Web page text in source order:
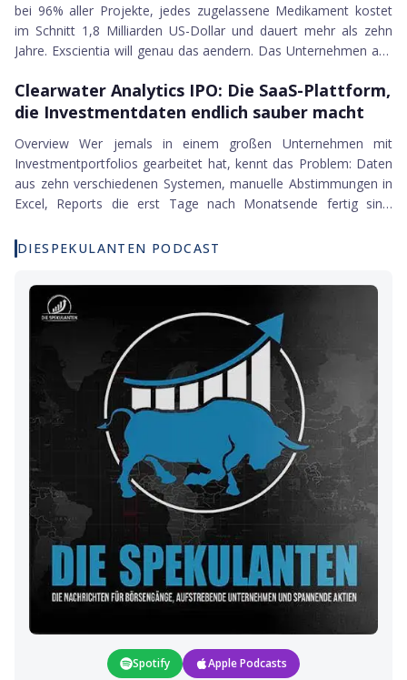
bei 96% aller Projekte, jedes zugelassene Medikament kostet
im Schnitt 1,8 Milliarden US-Dollar und dauert mehr als zehn
Jahre. Exscientia will genau das aendern. Das Unternehmen aus
Entwicklungsprozesses und hat damit bereits etwas geschafft,
das vorher niemand konnte: drei KI-entwickelte
Clearwater Analytics IPO
Clearwater Analytics IPO: Die SaaS-Plattform,
die Investmentdaten endlich sauber macht
Overview Wer jemals in einem großen Unternehmen mit
Investmentportfolios gearbeitet hat, kennt das Problem: Daten
aus zehn verschiedenen Systemen, manuelle Abstimmungen in
Excel, Reports die erst Tage nach Monatsende fertig sind.
einem Jahrzehnt löst. Und im August 2021 hat das Unternehmen
seinen S-1 bei der SEC eingereicht, um an die New York Stock...
DIESPEKULANTEN PODCAST
Spotify Apple Podcasts